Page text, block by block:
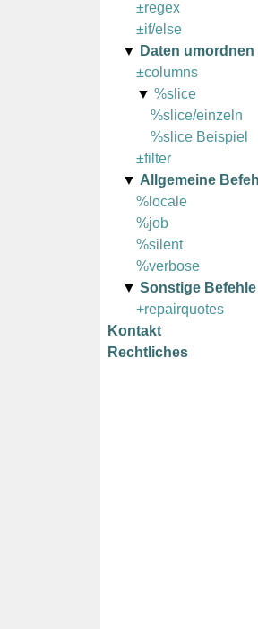
±regex
±if/else
Daten umordnen
±columns
%slice
%slice/einzeln
%slice Beispiel
±filter
Allgemeine
%locale
%job
%silent
%verbose
Sonstige Befehle
+repairquotes
Kontakt
Rechtliches